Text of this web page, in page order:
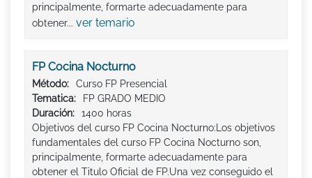
principalmente, formarte adecuadamente para
obtener... ver temario
FP Cocina Nocturno
Método:
Curso FP Presencial
Tematica:
FP GRADO MEDIO
Duración:
1400 horas
Objetivos del curso FP Cocina Nocturno:Los objetivos
fundamentales del curso FP Cocina Nocturno son,
principalmente, formarte adecuadamente para
obtener el Titulo Oficial de FP.Una vez conseguido el